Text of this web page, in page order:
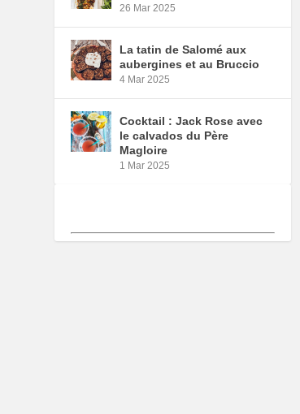
26 Mar 2025
La tatin de Salomé aux
aubergines et au Bruccio
4 Mar 2025
Cocktail : Jack Rose avec
le calvados du Père
Magloire
1 Mar 2025